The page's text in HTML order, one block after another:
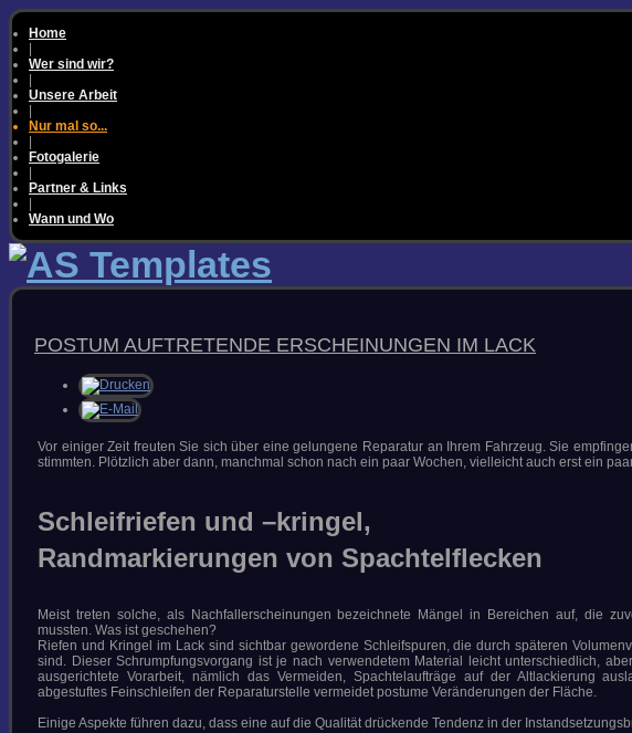
Home
Wer sind wir?
Unsere Arbeit
Nur mal so...
Fotogalerie
Partner & Links
Wann und Wo
POSTUM AUFTRETENDE ERSCHEINUNGEN IM LACK
Vor einiger Zeit freuten Sie sich über eine gelungene Reparatur an Ihrem Fahrzeug. Sie
stimmten. Plötzlich aber dann, manchmal schon nach ein paar Wochen, vielleicht auch erst ein
Schleifriefen und –kringel,
Randmarkierungen von Spachtelflecken
Meist treten solche, als Nachfallerscheinungen bezeichnete Mängel in Bereichen auf, die
mussten. Was ist geschehen?
Riefen und Kringel im Lack sind sichtbar gewordene Schleifspuren, die durch späteren
sind. Dieser Schrumpfungsvorgang ist je nach verwendetem Material leicht unterschiedlich,
ausgerichtete Vorarbeit, nämlich das Vermeiden, Spachtelaufträge auf der Altlackierung
abgestuftes Feinschleifen der Reparaturstelle vermeidet postume Veränderungen der Fläche.
Einige Aspekte führen dazu, dass eine auf die Qualität drückende Tendenz in der
RICHTIG SPACHTELN
KRATZER & SCHRAMMEN
POLIEREN
WARUM FARBUNTERSCHIEDE?
ORIGINALLACK ??? Teil I-II
DIE BEILACKIERUNG UND
PERLENGLANZ UND
INTERFERENZ
GLANZVERLUST VON ROT
MATT-LACKIERUNGEN
KTM ORANGE
ZUKUNFTSWEISENDE
LACKMATERIALIEN 1 + 2
ELEFANTENZEUG & ANDERE
INSEKTEN, VOGELKOT, HARZ